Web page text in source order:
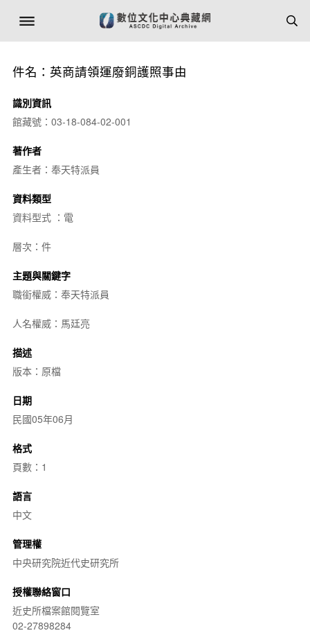
件名：英商請領運廢銅護照事由
識別資訊
館藏號：03-18-084-02-001
著作者
產生者：奉天特派員
資料類型
資料型式 ：電
層次：件
主題與關鍵字
職銜權威：奉天特派員
人名權威：馬廷亮
描述
版本：原檔
日期
民國05年06月
格式
頁數：1
語言
中文
管理權
中央研究院近代史研究所
授權聯絡窗口
近史所檔案館閱覽室
02-27898284